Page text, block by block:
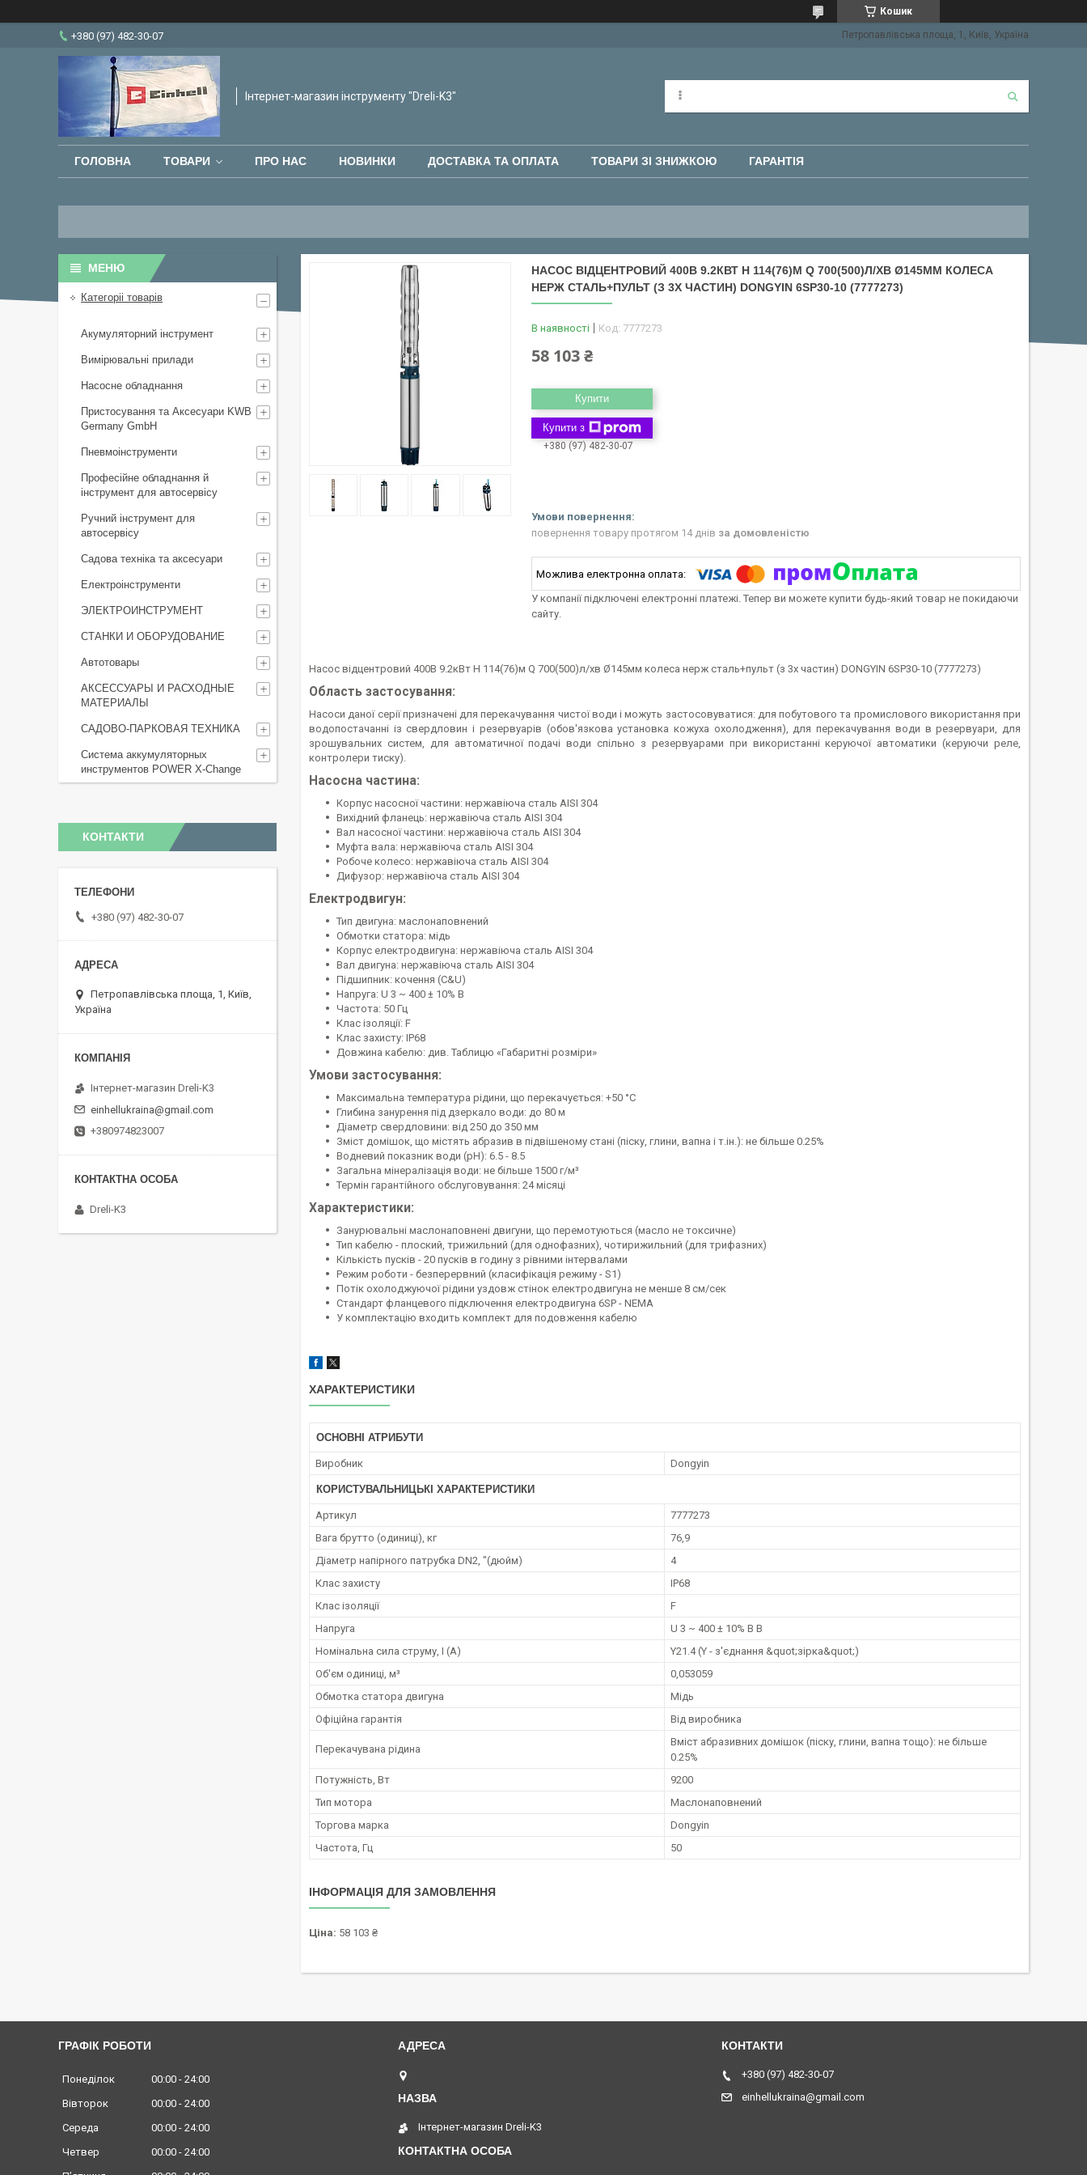
Кошик
+380 (97) 482-30-07 Петропавлівська площа, 1, Київ, Україна
Інтернет-магазин інструменту "Dreli-K3"
ГОЛОВНА ТОВАРИ ПРО НАС НОВИНКИ ДОСТАВКА ТА ОПЛАТА ТОВАРИ ЗІ ЗНИЖКОЮ ГАРАНТІЯ
НАСОС ВІДЦЕНТРОВИЙ 400В 9.2КВТ H 114(76)М Q 700(500)Л/ХВ Ø145ММ КОЛЕСА
НЕРЖ СТАЛЬ+ПУЛЬТ (З 3Х ЧАСТИН) DONGYIN 6SP30-10 (7777273)
В наявності Код: 7777273
58 103 ₴
Купити
Купити з
+380 (97) 482-30-07
повернення товару протягом 14 днів за домовленістю
У компанії підключені електронні платежі. Тепер ви можете купити будь-який товар не покидаючи
сайту.
Насос відцентровий 400В 9.2кВт H 114(76)м Q 700(500)л/хв Ø145мм колеса нерж сталь+пульт (з 3х частин) DONGYIN 6SP30-10 (7777273)
Область застосування:
Насоси даної серії призначені для перекачування чистої води і можуть застосовуватися: для побутового та промислового використання при
водопостачанні iз свердловин і резервуарів (обов'язкова установка кожуха охолодження), для перекачування води в резервуари, для
зрошувальних систем, для автоматичної подачі води спільно з резервуарами при використанні керуючої автоматики (керуючи реле,
контролери тиску).
Насосна частина:
Корпус насосної частини: нержавіюча сталь AISI 304
Вихідний фланець: нержавіюча сталь AISI 304
Вал насосної частини: нержавіюча сталь AISI 304
Муфта вала: нержавіюча сталь AISI 304
Робоче колесо: нержавіюча сталь AISI 304
Дифузор: нержавіюча сталь AISI 304
Електродвигун:
Тип двигуна: маслонаповнений
Обмотки статора: мідь
Корпус електродвигуна: нержавіюча сталь AISI 304
Вал двигуна: нержавіюча сталь AISI 304
Підшипник: кочення (C&U)
Напруга: U 3 ~ 400 ± 10% В
Частота: 50 Гц
Клас ізоляції: F
Клас захисту: IP68
Довжина кабелю: див. Таблицю «Габаритні розміри»
Умови застосування:
Максимальна температура рідини, що перекачується: +50 °С
Глибина занурення під дзеркало води: до 80 м
Діаметр свердловини: від 250 до 350 мм
Зміст домішок, що містять абразив в підвішеному стані (піску, глини, вапна і т.ін.): не більше 0.25%
Водневий показник води (рН): 6.5 - 8.5
Загальна мінералізація води: не більше 1500 г/м³
Термін гарантійного обслуговування: 24 місяці
Характеристики:
Занурювальні маслонаповнені двигуни, що перемотуються (масло не токсичне)
Тип кабелю - плоский, трижильний (для однофазних), чотирижильний (для трифазних)
Кількість пусків - 20 пусків в годину з рівними інтервалами
Режим роботи - безперервний (класифікація режиму - S1)
Потік охолоджуючої рідини уздовж стінок електродвигуна не менше 8 см/сек
Стандарт фланцевого підключення електродвигуна 6SР - NEMA
У комплектацію входить комплект для подовження кабелю
ХАРАКТЕРИСТИКИ
ОСНОВНІ АТРИБУТИ
Виробник Dongyin
КОРИСТУВАЛЬНИЦЬКІ ХАРАКТЕРИСТИКИ
Артикул
7777273
Вага брутто (одиниці), кг
76,9
Діаметр напірного патрубка DN2, "(дюйм)
4
Клас захисту
IP68
Клас ізоляції
F
Напруга
U 3 ~ 400 ± 10% В В
Номінальна сила струму, I (А)
Y21.4 (Y - з'єднання &quot;зірка&quot;)
Об'єм одиниці, м³
0,053059
Обмотка статора двигуна
Мідь
Офіційна гарантія
Від виробника
Перекачувана рідина
Вміст абразивних домішок (піску, глини, вапна тощо): не більше
0.25%
Потужність, Вт
9200
Тип мотора
Маслонаповнений
Торгова марка
Dongyin
Частота, Гц
50
ІНФОРМАЦІЯ ДЛЯ ЗАМОВЛЕННЯ
Ціна: 58 103 ₴
Категоріі товарів
Акумуляторний інструмент
Вимірювальні прилади
Насосне обладнання
Пристосування та Аксесуари KWB
Germany GmbH
Пневмоінструменти
Професійне обладнання й
інструмент для автосервісу
Ручний інструмент для
автосервісу
Садова техніка та аксесуари
Електроінструменти
ЭЛЕКТРОИНСТРУМЕНТ
СТАНКИ И ОБОРУДОВАНИЕ
Автотовары
АКСЕССУАРЫ И РАСХОДНЫЕ
МАТЕРИАЛЫ
САДОВО-ПАРКОВАЯ ТЕХНИКА
Система аккумуляторных
инструментов POWER X-Change
КОНТАКТИ
+380 (97) 482-30-07
Петропавлівська площа, 1, Київ,
Україна
Інтернет-магазин Dreli-K3
einhellukraina@gmail.com
+380974823007
Dreli-K3
ГРАФІК РОБОТИ
Понеділок 00:00
24:00
Вівторок
00:00
24:00
Середа
00:00
24:00
Четвер
00:00
24:00
Інтернет-магазин Dreli-K3
+380 (97) 482-30-07
einhellukraina@gmail.com